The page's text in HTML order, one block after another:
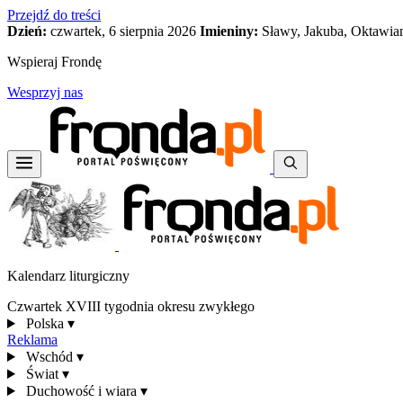
Przejdź do treści
Dzień: czwartek, 6 sierpnia 2026 Imieniny: Sławy, Jakuba,
Wspieraj Frondę
Wesprzyj nas
Kalendarz liturgiczny
Czwartek XVIII tygodnia okresu zwykłego
Polska ▾
Reklama
Wschód ▾
Świat ▾
Duchowość i wiara ▾